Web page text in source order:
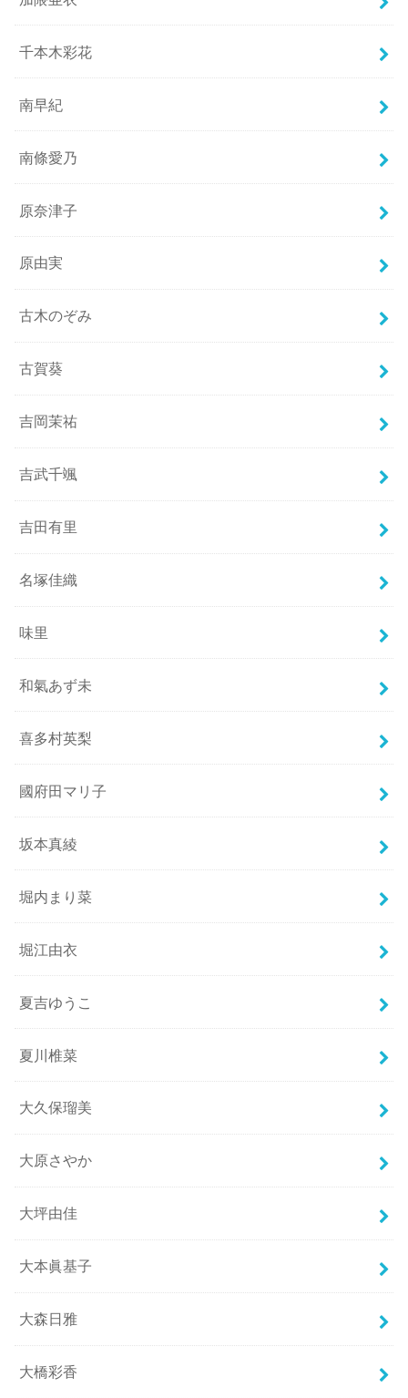
千本木彩花
南早紀
南條愛乃
原奈津子
原由実
古木のぞみ
古賀葵
吉岡茉祐
吉武千颯
吉田有里
名塚佳織
味里
和氣あず未
喜多村英梨
國府田マリ子
坂本真綾
堀内まり菜
堀江由衣
夏吉ゆうこ
夏川椎菜
大久保瑠美
大原さやか
大坪由佳
大本眞基子
大森日雅
大橋彩香